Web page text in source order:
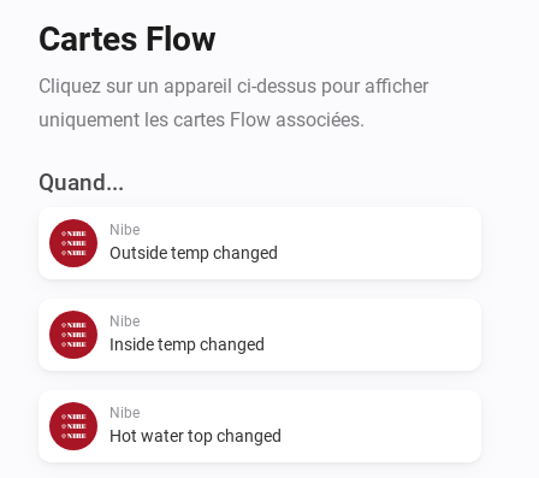
Cartes Flow
Cliquez sur un appareil ci-dessus pour afficher
uniquement les cartes Flow associées.
Quand...
Nibe
Outside temp changed
Nibe
Inside temp changed
Nibe
Hot water top changed